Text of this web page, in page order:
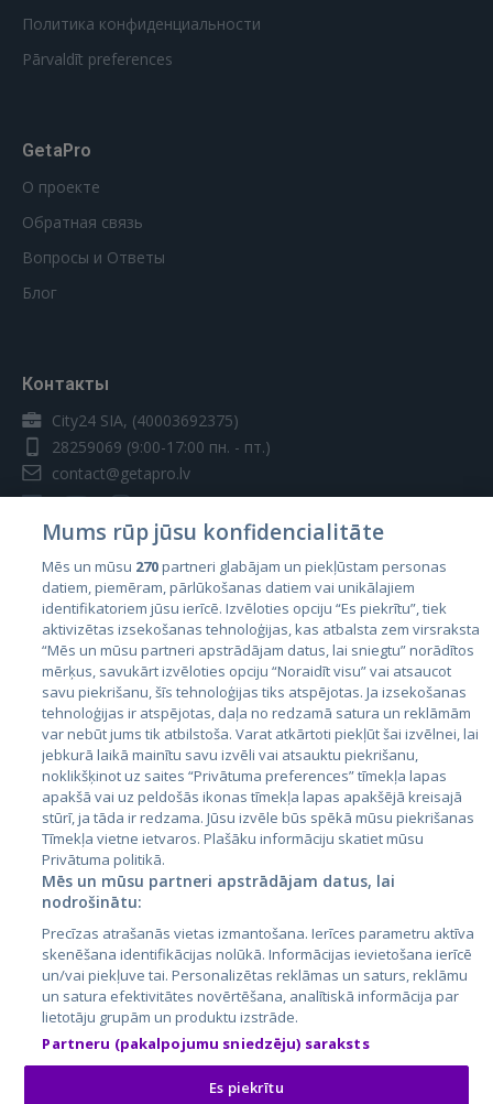
Политика конфиденциальности
Pārvaldīt preferences
GetaPro
О проекте
Обратная связь
Вопросы и Ответы
Блог
Контакты
City24 SIA, (40003692375)
28259069 (9:00-17:00 пн. - пт.)
contact@getapro.lv
Страны
Эстония
Латвия
Литва
City24.lv
City24.ee
GetaPro.lv
GetaPro.ee
Skelbiu.lt
Autoplius.lt
Aruodas.lt
Kainos.lt
Paslaugos.lt
auto24.ee
KV.ee
Osta.ee
KuldneBörs.ee
Mums rūp jūsu konfidencialitāte
Mēs un mūsu 270partneri glabājam un piekļūstam personas
datiem, piemēram, pārlūkošanas datiem vai unikālajiem
identifikatoriem jūsu ierīcē. Izvēloties opciju “Es piekrītu”, tiek
aktivizētas izsekošanas tehnoloģijas, kas atbalsta zem virsraksta
“Mēs un mūsu partneri apstrādājam datus, lai sniegtu” norādītos
mērķus, savukārt izvēloties opciju “Noraidīt visu” vai atsaucot
savu piekrišanu, šīs tehnoloģijas tiks atspējotas. Ja izsekošanas
tehnoloģijas ir atspējotas, daļa no redzamā satura un reklāmām
var nebūt jums tik atbilstoša. Varat atkārtoti piekļūt šai izvēlnei, lai
jebkurā laikā mainītu savu izvēli vai atsauktu piekrišanu,
noklikšķinot uz saites “Privātuma preferences” tīmekļa lapas
apakšā vai uz peldošās ikonas tīmekļa lapas apakšējā kreisajā
stūrī, ja tāda ir redzama. Jūsu izvēle būs spēkā mūsu piekrišanas
Tīmekļa vietne ietvaros. Plašāku informāciju skatiet mūsu
Privātuma politikā.
Mēs un mūsu partneri apstrādājam datus, lai
nodrošinātu:
Precīzas atrašanās vietas izmantošana. Ierīces parametru aktīva
skenēšana identifikācijas nolūkā. Informācijas ievietošana ierīcē
un/vai piekļuve tai. Personalizētas reklāmas un saturs, reklāmu
un satura efektivitātes novērtēšana, analītiskā informācija par
lietotāju grupām un produktu izstrāde.
Partneru (pakalpojumu sniedzēju) saraksts
Es piekrītu